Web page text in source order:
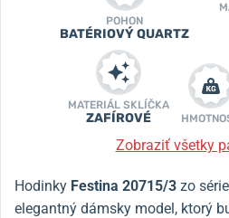
POHON
BATÉRIOVÝ QUARTZ
MATERIÁL SKLÍČKA
ZAFÍROVÉ
Zobraziť všetky
Hodinky Festina 20715/3 zo série
elegantný dámsky model, ktorý